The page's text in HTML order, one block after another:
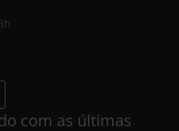
com as últimas